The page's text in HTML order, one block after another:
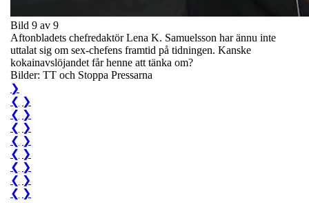
Bild 9 av 9
Aftonbladets chefredaktör Lena K. Samuelsson har ännu inte
uttalat sig om sex-chefens framtid på tidningen. Kanske
kokainavslöjandet får henne att tänka om?
Bilder: TT och Stoppa Pressarna
❯
❮ ❯
❮ ❯
❮ ❯
❮ ❯
❮ ❯
❮ ❯
❮ ❯
❮ ❯